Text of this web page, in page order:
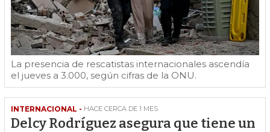
La presencia de rescatistas internacionales ascendía
el jueves a 3.000, según cifras de la ONU.
INTERNACIONAL - HACE CERCA DE 1 MES
Delcy Rodríguez asegura que tiene un